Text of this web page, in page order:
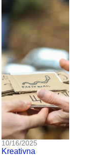
10/16/2025
Kreativna